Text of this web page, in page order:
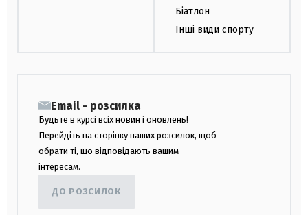
Біатлон
Інші види спорту
Email - розсилка
Будьте в курсі всіх новин і оновлень!
Перейдіть на сторінку наших розсилок, щоб
обрати ті, що відповідають вашим
інтересам.
ДО РОЗСИЛОК